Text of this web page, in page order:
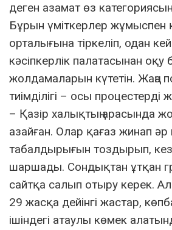
деген азамат өз
Бұрын үміткерлер жұмыспен
орталығына тіркеліп, одан
кәсіпкерлік палатасынан оқу
жолдамаларын күтетін. Жаңа
тиімділігі – осы процестерді
– Қазір халықтың арасында
азайған. Олар қағаз жинап әр
табалдырығын тоздырып,
шаршады. Сондықтан ұтқан
сайтқа салып отыру керек. Ал
29 жасқа дейінгі жастар,
ішіндегі атаулы көмек